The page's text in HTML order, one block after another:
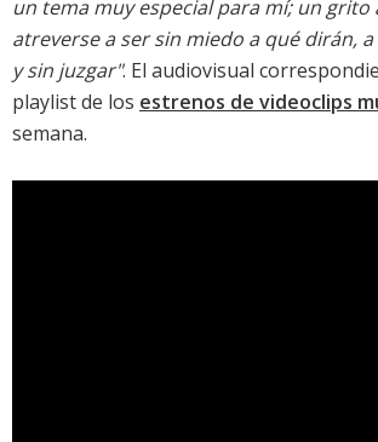
un tema muy especial para mí; un grito
atreverse a ser sin miedo a qué dirán,
y sin juzgar". El audiovisual
playlist de los estrenos de videoclips
semana.